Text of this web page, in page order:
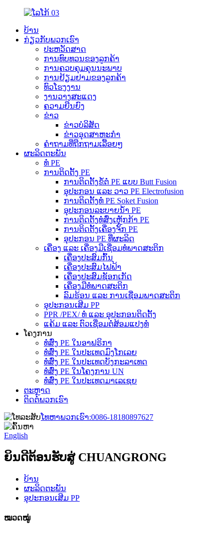
ບ້ານ
ກ່ຽວກັບພວກເຮົາ
ປະຫວັດສາດ
ການທົບທວນຂອງລູກຄ້າ
ການຄວບຄຸມຄຸນນະພາບ
ການຢ້ຽມຢາມຂອງລູກຄ້າ
ທົວໂຮງງານ
ງານວາງສະແດງ
ຄວາມຍືນຍົງ
ຂ່າວ
ຂ່າວບໍລິສັດ
ຂ່າວອຸດສາຫະກຳ
ຄຳຖາມທີ່ຖືກຖາມເລື້ອຍໆ
ຜະລິດຕະພັນ
ທໍ່ PE
ການຕິດຕັ້ງ PE
ການຕິດຕັ້ງຂໍ້ຕໍ່ PE ແບບ Butt Fusion
ອຸປະກອນ ແລະ ວາວ PE Electrofusion
ການຕິດຕັ້ງທໍ່ PE Soket Fusion
ອຸປະກອນລະບາຍນ້ຳ PE
ການຕິດຕັ້ງທໍ່ສົ່ງເຫຼັກກ້າ PE
ການຕິດຕັ້ງເຄື່ອງຈັກ PE
ອຸປະກອນ PE ທີ່ຜະລິດ
ເຄື່ອງ ແລະ ເຄື່ອງມືເຊື່ອມທໍ່ພາດສະຕິກ
ເຄື່ອງປະສົມກົ້ນ
ເຄື່ອງປະສົມໄຟຟ້າ
ເຄື່ອງປະສົມຊັອກເກັດ
ເຄື່ອງມືທໍ່ພາດສະຕິກ
ລົມຮ້ອນ ແລະ ການເຊື່ອມພາດສະຕິກ
ອຸປະກອນເສີມ PP
PPR /PEX/ ທໍ່ ແລະ ອຸປະກອນຕິດຕັ້ງ
ແຄ້ມ ແລະ ຕົວເຊື່ອມຕໍ່ສ້ອມແປງທໍ່
ໂຄງການ
ທໍ່ສົ່ງ PE ໃນອາຟຣິກາ
ທໍ່ສົ່ງ PE ໃນປະເທດມົງໂກເລຍ
ທໍ່ສົ່ງ PE ໃນປະເທດບັງກະລາເທດ
ທໍ່ສົ່ງ PE ໃນໂຄງການ UN
ທໍ່ສົ່ງ PE ໃນປະເທດມາເລເຊຍ
ຕະຫຼາດ
ຕິດຕໍ່ພວກເຮົາ
ໂທຫາພວກເຮົາ:0086-18180897627
English
ຍິນດີຕ້ອນຮັບສູ່ CHUANGRONG
ບ້ານ
ຜະລິດຕະພັນ
ອຸປະກອນເສີມ PP
ໝວດໝູ່